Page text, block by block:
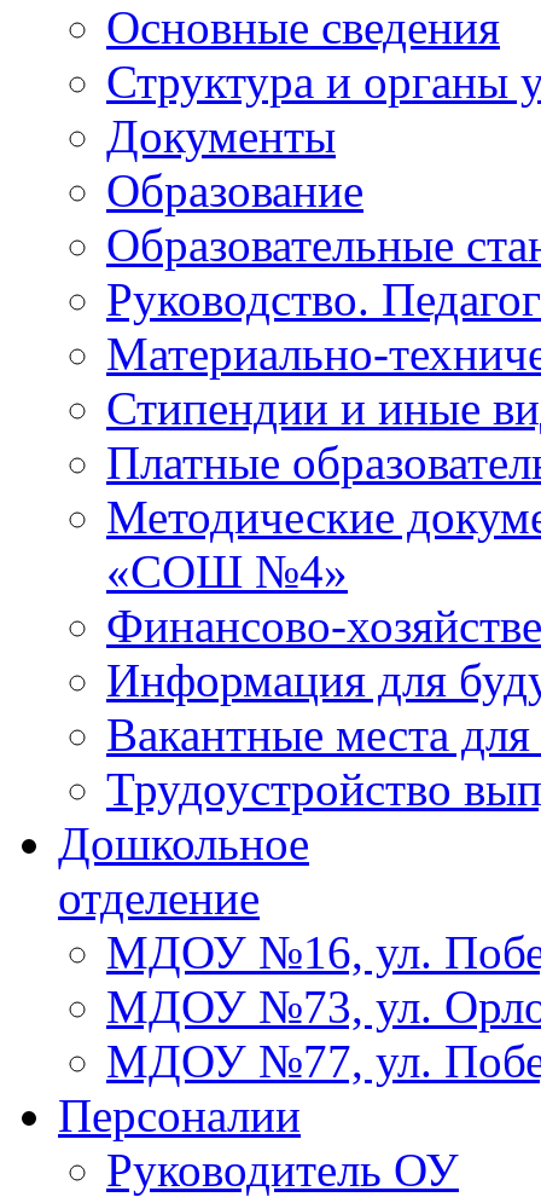
Основные сведения
Структура и органы
Документы
Образование
Образовательные
Руководство.
Материально-
Стипендии и иные
Платные
Методические
«СОШ №4»
Финансово-
Информация для
Вакантные места
Трудоустройство
Дошкольное
отделение
МДОУ №16, ул.
МДОУ №73, ул.
МДОУ №77, ул.
Персоналии
Руководитель ОУ